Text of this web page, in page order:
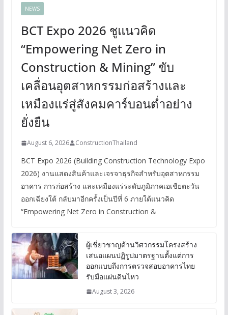
NEWS
BCT Expo 2026 ชูแนวคิด
“Empowering Net Zero in
Construction & Mining” ขับ
เคลื่อนอุตสาหกรรมก่อสร้างและ
เหมืองแร่สู่สังคมคาร์บอนต่ำอย่าง
ยั่งยืน
August 6, 2026 ConstructionThailand
BCT Expo 2026 (Building Construction Technology Expo
2026) งานแสดงสินค้าและเจรจาธุรกิจสำหรับอุตสาหกรรม
อาคาร การก่อสร้าง และเหมืองแร่ระดับภูมิภาคเอเชียตะวัน
ออกเฉียงใต้ กลับมาอีกครั้งเป็นปีที่ 6 ภายใต้แนวคิด
“Empowering Net Zero in Construction &
ผู้เชี่ยวชาญด้านวิศวกรรมโครงสร้าง
เสนอแผนปฏิรูปมาตรฐานตั้งแต่การ
ออกแบบถึงการตรวจสอบอาคารไทย
รับมือแผ่นดินไหว
August 3, 2026